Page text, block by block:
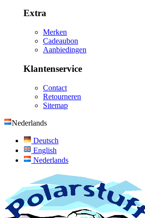
Extra
Merken
Cadeaubon
Aanbiedingen
Klantenservice
Contact
Retourneren
Sitemap
Nederlands
Deutsch
English
Nederlands